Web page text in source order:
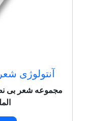
آنتولوژی